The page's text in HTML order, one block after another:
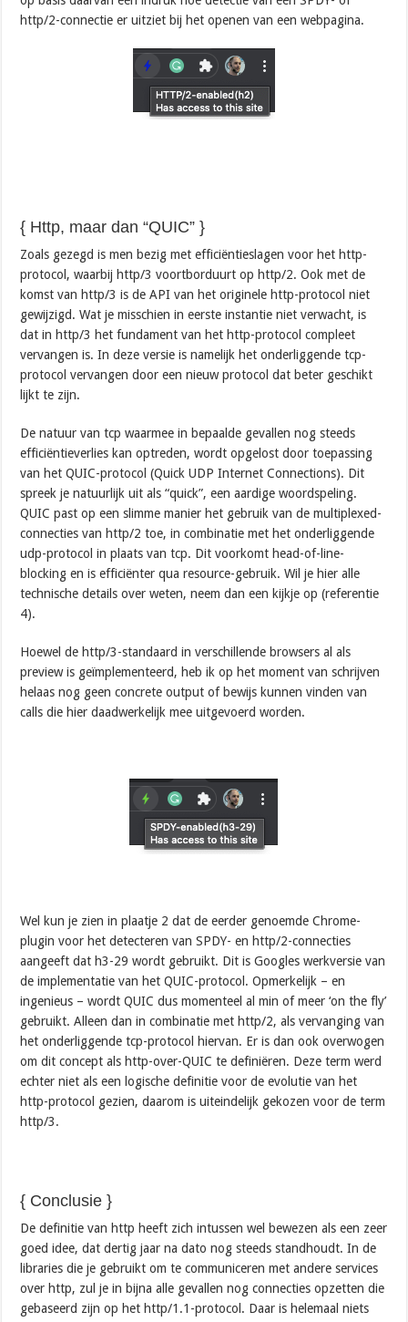
http/2-connectie er uitziet bij het openen van een webpagina.
{ Http, maar dan “QUIC” }
Zoals gezegd is men bezig met efficiëntieslagen voor het http-
protocol, waarbij http/3 voortborduurt op http/2. Ook met de
komst van http/3 is de API van het originele http-protocol niet
gewijzigd. Wat je misschien in eerste instantie niet verwacht, is
dat in http/3 het fundament van het http-protocol compleet
vervangen is. In deze versie is namelijk het onderliggende tcp-
protocol vervangen door een nieuw protocol dat beter geschikt
lijkt te zijn.
De natuur van tcp waarmee in bepaalde gevallen nog steeds
efficiëntieverlies kan optreden, wordt opgelost door toepassing
van het QUIC-protocol (Quick UDP Internet Connections). Dit
spreek je natuurlijk uit als “quick”, een aardige woordspeling.
QUIC past op een slimme manier het gebruik van de multiplexed-
connecties van http/2 toe, in combinatie met het onderliggende
udp-protocol in plaats van tcp. Dit voorkomt head-of-line-
blocking en is efficiënter qua resource-gebruik. Wil je hier alle
technische details over weten, neem dan een kijkje op (referentie
4).
Hoewel de http/3-standaard in verschillende browsers al als
preview is geïmplementeerd, heb ik op het moment van schrijven
helaas nog geen concrete output of bewijs kunnen vinden van
calls die hier daadwerkelijk mee uitgevoerd worden.
Wel kun je zien in plaatje 2 dat de eerder genoemde Chrome-
plugin voor het detecteren van SPDY- en http/2-connecties
aangeeft dat h3-29 wordt gebruikt. Dit is Googles werkversie van
de implementatie van het QUIC-protocol. Opmerkelijk – en
ingenieus – wordt QUIC dus momenteel al min of meer ‘on the fly’
gebruikt. Alleen dan in combinatie met http/2, als vervanging van
het onderliggende tcp-protocol hiervan. Er is dan ook overwogen
om dit concept als http-over-QUIC te definiëren. Deze term werd
echter niet als een logische definitie voor de evolutie van het
http-protocol gezien, daarom is uiteindelijk gekozen voor de term
http/3.
{ Conclusie }
De definitie van http heeft zich intussen wel bewezen als een zeer
goed idee, dat dertig jaar na dato nog steeds standhoudt. In de
libraries die je gebruikt om te communiceren met andere services
over http, zul je in bijna alle gevallen nog connecties opzetten die
gebaseerd zijn op het http/1.1-protocol. Daar is helemaal niets